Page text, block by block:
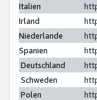
Italien
Irland
Niederlande
Spanien
Deutschland
Schweden
Polen